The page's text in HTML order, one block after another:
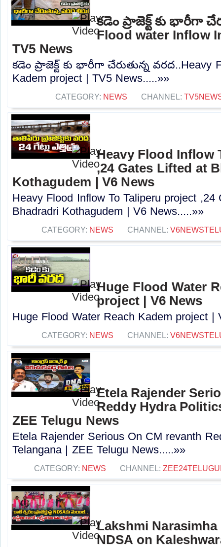
కడెం ప్రాజెక్ట్ కు భారీగా
Flood water Inflow
TV5 News
కడెం ప్రాజెక్ట్ కు భారీగా చేరుతున్న వరద..Heavy
Kadem project | TV5 News.....»»
CATEGORY: NEWS CHANNEL:
Heavy Flood Inflow
,24 Gates Lifted at
Kothagudem | V6 News
Heavy Flood Inflow To Taliperu project ,24
Bhadradri Kothagudem | V6 News.....»»
CATEGORY: NEWS CHANNEL:
Huge Flood Water
project | V6 News
Huge Flood Water Reach Kadem project |
CATEGORY: NEWS CHANNEL:
Etela Rajender
Reddy Hydra
ZEE Telugu News
Etela Rajender Serious On CM revanth
Telangana | ZEE Telugu News.....»»
CATEGORY: NEWS CHANNEL:
Lakshmi
NDSA on